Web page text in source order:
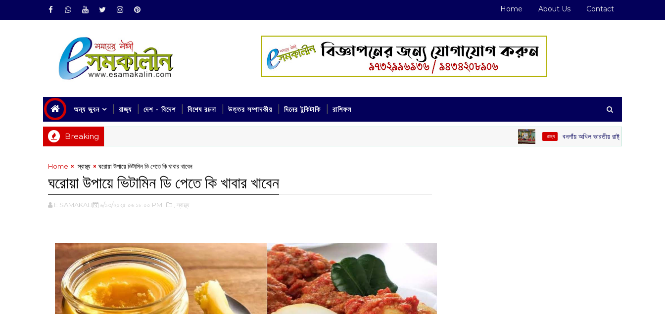
Home About Us Contact
অন্য ভুবন রাজ্য দেশ - বিদেশ বিশেষ রচনা উত্তর সম্পাদকীয় দিনের টুকিটাকি রাশিফল
Breaking বনগাঁয় অখিল ভারতীয় রাষ্ট্রীয় শৈক্ষিক মহাসঙ্ঘের ‘গুরু বন্দন’
Home ‌ স্বাস্থ্য ঘরোয়া উপায়ে ‌ভিটামিন ডি পেতে কি খাবার খাবেন
ঘরোয়া উপায়ে ‌ভিটামিন ডি পেতে কি খাবার খাবেন
E SAMAKALIN ৬/১৩/২০২৫ ০৬:১৮:০০ PM ,‌ স্বাস্থ্য